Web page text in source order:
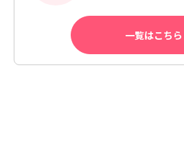
一覧はこちら